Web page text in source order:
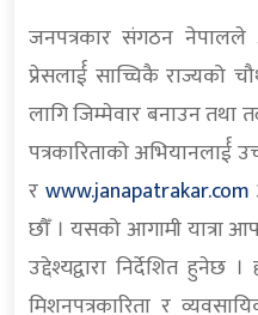
जनपत्रकार संगठन नेपालले
प्रेसलार्ई साच्चिकै राज्यको
लागि जिम्मेवार बनाउन तथा
पत्रकारिताको अभियानलार्ई
र www.janapatrakar.com
छौँ । यसको आगामी यात्रा
उद्देश्यद्वारा निर्देशित हुनेछ
मिशनपत्रकारिता र